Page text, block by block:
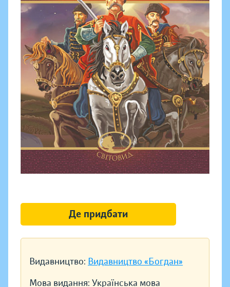
Видавництво: Видавництво «Богдан»
Мова видання: Українська мова
Де придбати